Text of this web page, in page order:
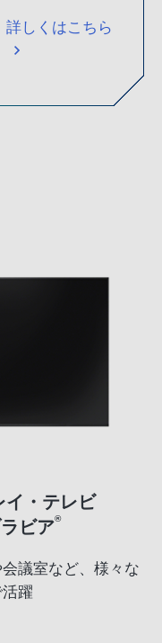
詳しくはこちら
イ・テレビ
ビア®
議室など、様々な
躍